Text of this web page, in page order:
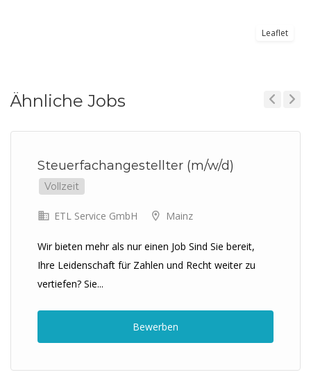
Leaflet
Ähnliche Jobs
Steuerfachangestellter (m/w/d)
Vollzeit
ETL Service GmbH Mainz
Wir bieten mehr als nur einen Job Sind Sie bereit,
Ihre Leidenschaft für Zahlen und Recht weiter zu
vertiefen? Sie...
Bewerben